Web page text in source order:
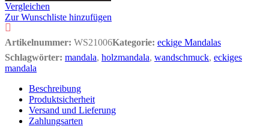
Vergleichen
Zur Wunschliste hinzufügen
Artikelnummer: WS21006Kategorie: eckige Mandalas
Schlagwörter: mandala, holzmandala, wandschmuck, eckiges
mandala
Beschreibung
Produktsicherheit
Versand und Lieferung
Zahlungsarten